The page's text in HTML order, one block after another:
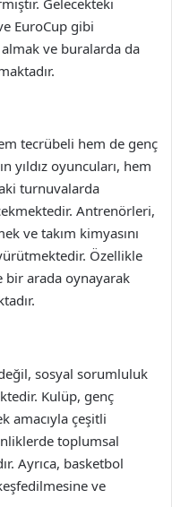
EuroCup gibi
ve buralarda da
tecrübeli hem de genç
yıldız oyuncuları, hem
turnuvalarda
Antrenörleri,
ve takım kimyasını
Özellikle
bir arada oynayarak
sosyal sorumluluk
Kulüp, genç
amacıyla çeşitli
toplumsal
Ayrıca, basketbol
ve